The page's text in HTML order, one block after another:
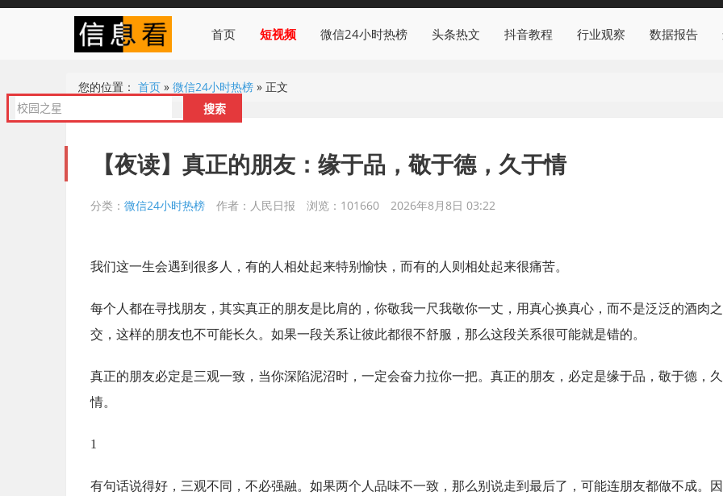
首页 短视频 微信24小时热榜 头条热文 抖音教程 行业观察 数据报告
您的位置： 首页 » 微信24小时热榜 » 正文
【夜读】真正的朋友：缘于品，敬于德，久于情
分类： 微信24小时热榜 作者：人民日报 浏览：101660 2026年8月8日 03:22
我们这一生会遇到很多人，有的人相处起来特别愉快，而有的人则相处起来很痛苦。
每个人都在寻找朋友，其实真正的朋友是比肩的，你敬我一尺我敬你一丈，用真心换真心，而不是泛泛的酒肉之
交，这样的朋友也不可能长久。如果一段关系让彼此都很不舒服，那么这段关系很可能就是错的。
真正的朋友必定是三观一致，当你深陷泥沼时，一定会奋力拉你一把。真正的朋友，必定是缘于品，敬于德，
情。
1
有句话说得好，三观不同，不必强融。如果两个人品味不一致，那么别说走到最后了，可能连朋友都做不成。因